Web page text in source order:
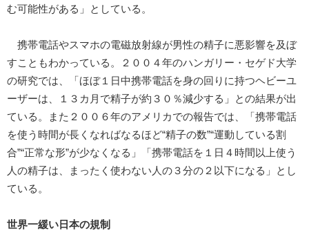
む可能性がある」としている。
携帯電話やスマホの電磁放射線が男性の精子に悪影響を及ぼ
すこともわかっている。２００４年のハンガリー・セゲド大学
の研究では、「ほぼ１日中携帯電話を身の回りに持つヘビーユ
ーザーは、１３カ月で精子が約３０％減少する」との結果が出
ている。また２００６年のアメリカでの報告では、「携帯電話
を使う時間が長くなればなるほど“精子の数”“運動している割
合”“正常な形”が少なくなる」「携帯電話を１日４時間以上使う
人の精子は、まったく使わない人の３分の２以下になる」とし
ている。
世界一緩い日本の規制